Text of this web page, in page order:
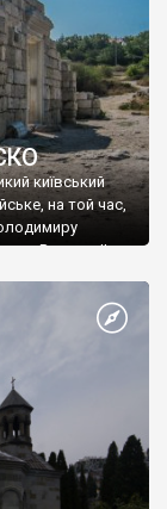
київський
на той час,
Василю ІІ, та
християнином.
Таврійського